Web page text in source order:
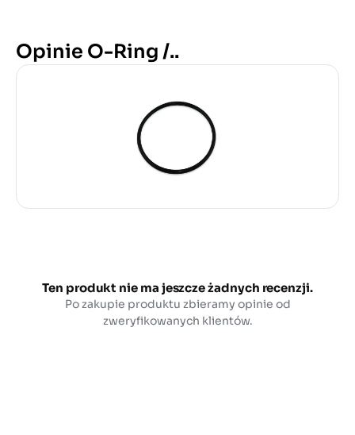
Opinie O-Ring /..
Ten produkt nie ma jeszcze żadnych recenzji.
Po zakupie produktu zbieramy opinie od
zweryfikowanych klientów.